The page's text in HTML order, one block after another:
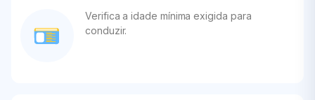
Verifica a idade mínima exigida para
conduzir.